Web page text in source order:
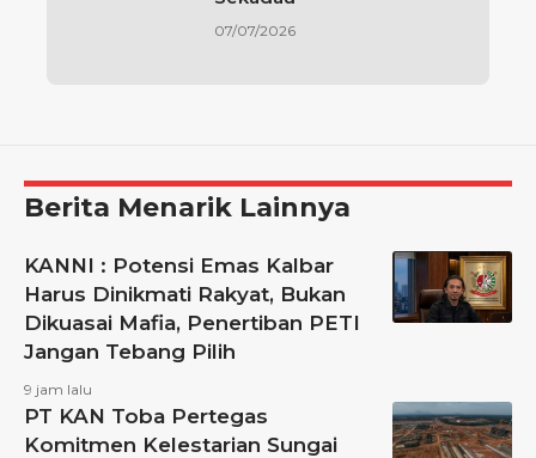
07/07/2026
Berita Menarik Lainnya
KANNI : Potensi Emas Kalbar
Harus Dinikmati Rakyat, Bukan
Dikuasai Mafia, Penertiban PETI
Jangan Tebang Pilih
9 jam lalu
PT KAN Toba Pertegas
Komitmen Kelestarian Sungai